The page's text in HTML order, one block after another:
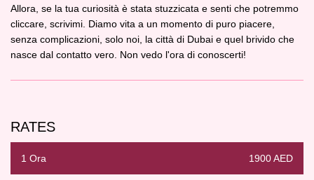
Allora, se la tua curiosità è stata stuzzicata e senti che potremmo
cliccare, scrivimi. Diamo vita a un momento di puro piacere,
senza complicazioni, solo noi, la città di Dubai e quel brivido che
nasce dal contatto vero. Non vedo l'ora di conoscerti!
RATES
1 Ora 1900 AED